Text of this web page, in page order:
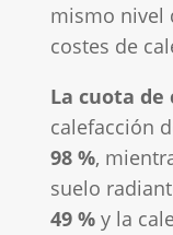
mismo nivel
costes de
La cuota
calefacción
98 %,
suelo
49 %y la